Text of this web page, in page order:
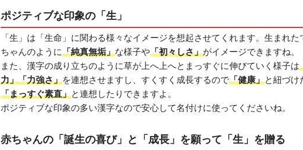
ポジティブな印象の「生」
「生」は「生命」に関わる様々なイメージを想起させてくれます。生まれた
ちゃんのように「純真無垢」な様子や「初々しさ」がイメージできますね。
また、漢字の成り立ちのように草が上へ上へとまっすぐに伸びていく様子は
力」「力強さ」を連想させますし、すくすく成長するので「健康」と紐づけ
「まっすぐ素直」と連想したりできますよ。
ポジティブな印象の多い漢字なので安心して名付けに使ってくださいね。
赤ちゃんの「誕生の喜び」と「成長」を願って「生」を贈る